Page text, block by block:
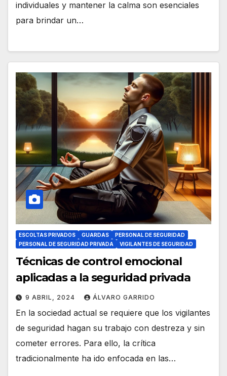
individuales y mantener la calma son esenciales
para brindar un…
ESCOLTAS PRIVADOS GUARDAS
PERSONAL DE SEGURIDAD
PERSONAL DE SEGURIDAD PRIVADA
VIGILANTES DE SEGURIDAD
Técnicas de control emocional
aplicadas a la seguridad privada
9 ABRIL, 2024 ÁLVARO GARRIDO
En la sociedad actual se requiere que los vigilantes
de seguridad hagan su trabajo con destreza y sin
cometer errores. Para ello, la crítica
tradicionalmente ha ido enfocada en las…